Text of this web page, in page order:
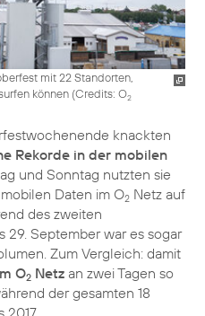
mit 22 Standorten,
können (Credits: O2
knackten
Rekorde in der mobilen
und Sonntag nutzten sie
Daten im O2 Netz auf
des zweiten
29. September war es sogar
Zum Vergleich: damit
O2 Netz an zwei Tagen so
der gesamten 18